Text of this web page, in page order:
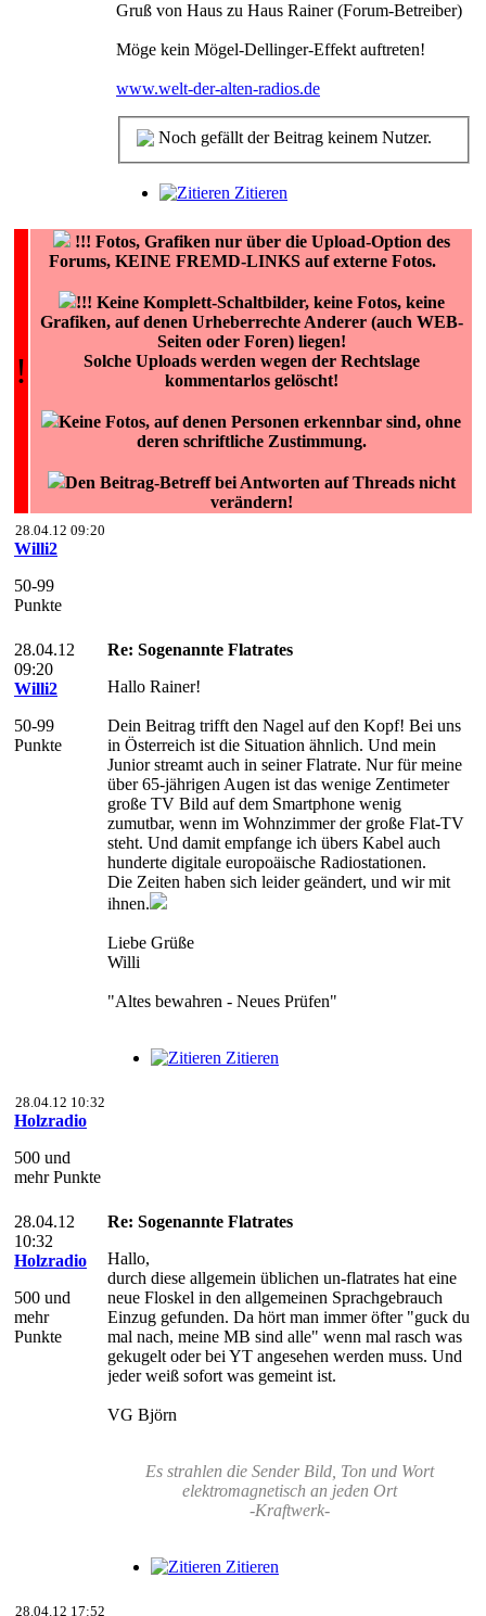
Gruß von Haus zu Haus Rainer (Forum-Betreiber)
Möge kein Mögel-Dellinger-Effekt auftreten!
www.welt-der-alten-radios.de
Noch gefällt der Beitrag keinem Nutzer.
Zitieren
!
!!! Fotos, Grafiken nur über die Upload-Option des
Forums, KEINE FREMD-LINKS auf externe Fotos.
!!! Keine Komplett-Schaltbilder, keine Fotos, keine
Grafiken, auf denen Urheberrechte Anderer (auch WEB-
Seiten oder Foren) liegen!
Solche Uploads werden wegen der Rechtslage
kommentarlos gelöscht!
Keine Fotos, auf denen Personen erkennbar sind, ohne
deren schriftliche Zustimmung.
Den Beitrag-Betreff bei Antworten auf Threads nicht
verändern!
28.04.12 09:20
Willi2
50-99
Punkte
28.04.12
09:20
Willi2
50-99
Punkte
Re: Sogenannte Flatrates
Hallo Rainer!
Dein Beitrag trifft den Nagel auf den Kopf! Bei uns
in Österreich ist die Situation ähnlich. Und mein
Junior streamt auch in seiner Flatrate. Nur für meine
über 65-jährigen Augen ist das wenige Zentimeter
große TV Bild auf dem Smartphone wenig
zumutbar, wenn im Wohnzimmer der große Flat-TV
steht. Und damit empfange ich übers Kabel auch
hunderte digitale europoäische Radiostationen.
Die Zeiten haben sich leider geändert, und wir mit
ihnen.
Liebe Grüße
Willi
"Altes bewahren - Neues Prüfen"
Zitieren
28.04.12 10:32
Holzradio
500 und
mehr Punkte
28.04.12
10:32
Holzradio
500 und
mehr
Punkte
Re: Sogenannte Flatrates
Hallo,
durch diese allgemein üblichen un-flatrates hat eine
neue Floskel in den allgemeinen Sprachgebrauch
Einzug gefunden. Da hört man immer öfter "guck du
mal nach, meine MB sind alle" wenn mal rasch was
gekugelt oder bei YT angesehen werden muss. Und
jeder weiß sofort was gemeint ist.
VG Björn
Es strahlen die Sender Bild, Ton und Wort
elektromagnetisch an jeden Ort
-Kraftwerk-
Zitieren
28.04.12 17:52